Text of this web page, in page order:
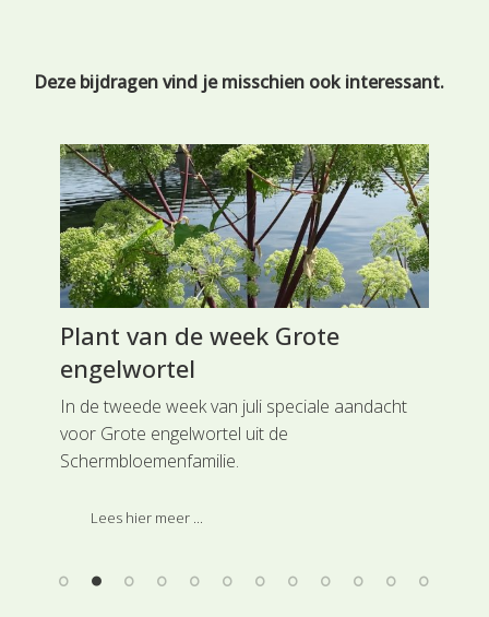
Deze bijdragen vind je misschien ook interessant.
Plant van de week Grote
engelwortel
In de tweede week van juli speciale aandacht
voor Grote engelwortel uit de
Schermbloemenfamilie.
Lees hier meer ...